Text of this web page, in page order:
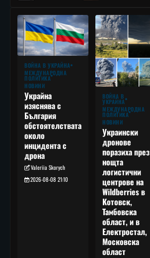
ВОЙНА В УКРАЙНА
МЕЖДУНАРОДНА
ПОЛИТИКА
НОВИНИ
Украйна
изяснява с
България
обстоятелствата
около
инцидента с
дрона
Valeriia Skorych
2026-08-08 21:10
ВОЙНА В
УКРАЙНА
МЕЖДУНАРОДНА
ПОЛИТИКА
НОВИНИ
Украински
дронове
поразиха през
нощта
логистични
центрове на
Wildberries в
Котовск,
Тамбовска
област, и в
Електростал,
Московска
област